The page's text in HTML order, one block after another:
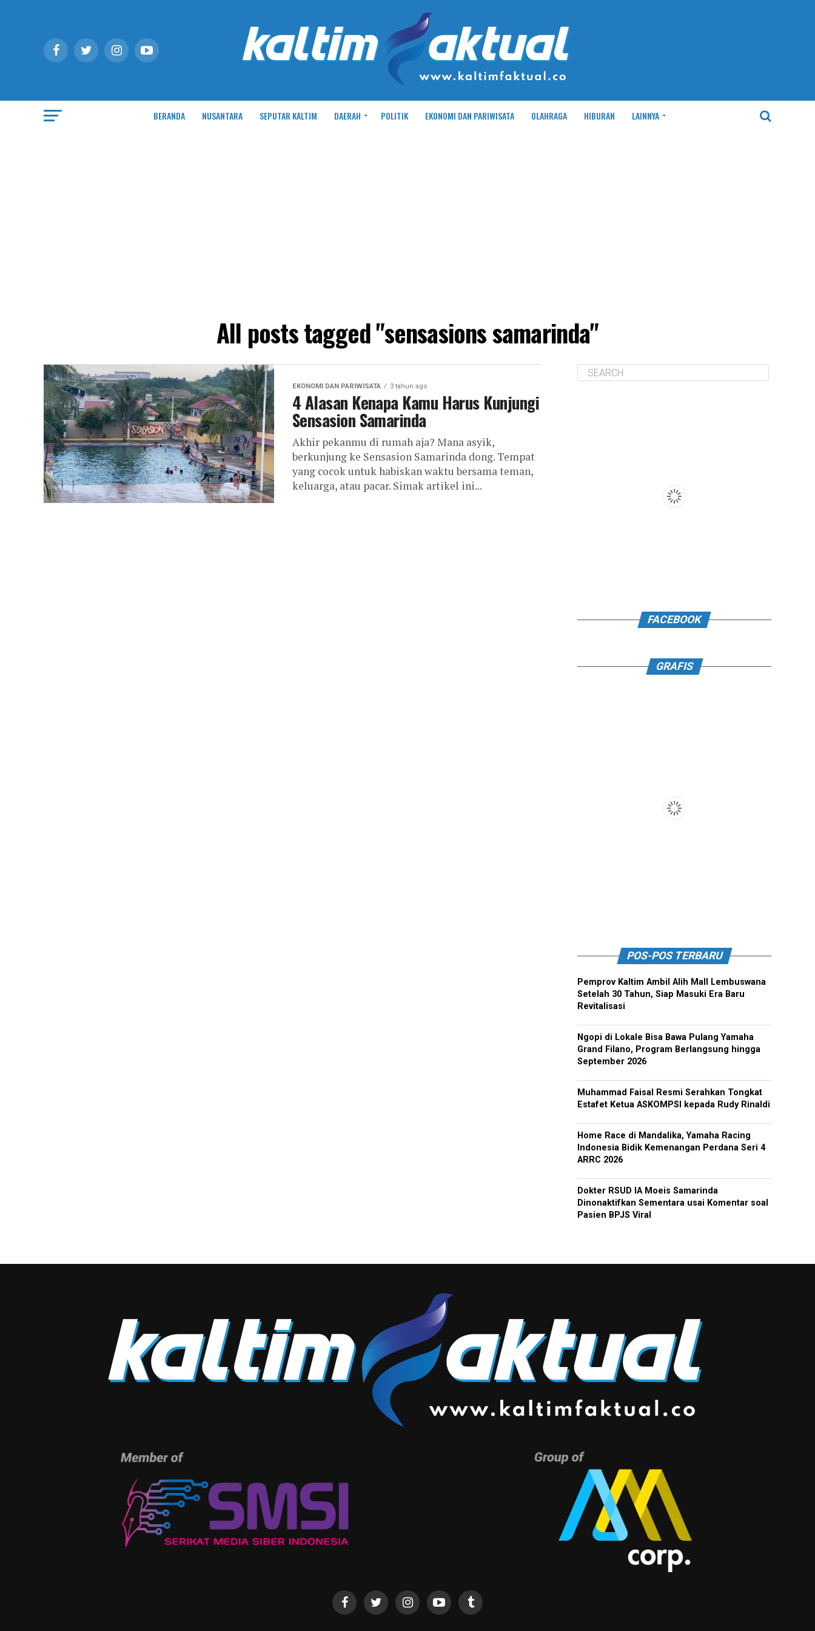
BERANDA NUSANTARA SEPUTAR KALTIM DAERAH POLITIK EKONOMI DAN PARIWISATA OLAHRAGA HIBURAN LAINNYA
All posts tagged "sensasions samarinda"
EKONOMI DAN PARIWISATA 3 tahun ago
4 Alasan Kenapa Kamu Harus Kunjungi
Sensasion Samarinda
Akhir pekanmu di rumah aja? Mana asyik,
berkunjung ke Sensasion Samarinda dong. Tempat
yang cocok untuk habiskan waktu bersama teman,
keluarga, atau pacar. Simak artikel ini...
FACEBOOK
GRAFIS
POS-POS TERBARU
Pemprov Kaltim Ambil Alih Mall Lembuswana
Setelah 30 Tahun, Siap Masuki Era Baru
Revitalisasi
Ngopi di Lokale Bisa Bawa Pulang Yamaha
Grand Filano, Program Berlangsung hingga
September 2026
Muhammad Faisal Resmi Serahkan Tongkat
Estafet Ketua ASKOMPSI kepada Rudy Rinaldi
Home Race di Mandalika, Yamaha Racing
Indonesia Bidik Kemenangan Perdana Seri 4
ARRC 2026
Dokter RSUD IA Moeis Samarinda
Dinonaktifkan Sementara usai Komentar soal
Pasien BPJS Viral